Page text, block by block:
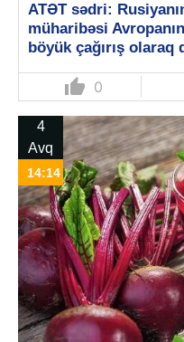
ATƏT sədri:
müharibəsi
böyük çağırış olaraq
thumb_up 0
4
Avq
14:14